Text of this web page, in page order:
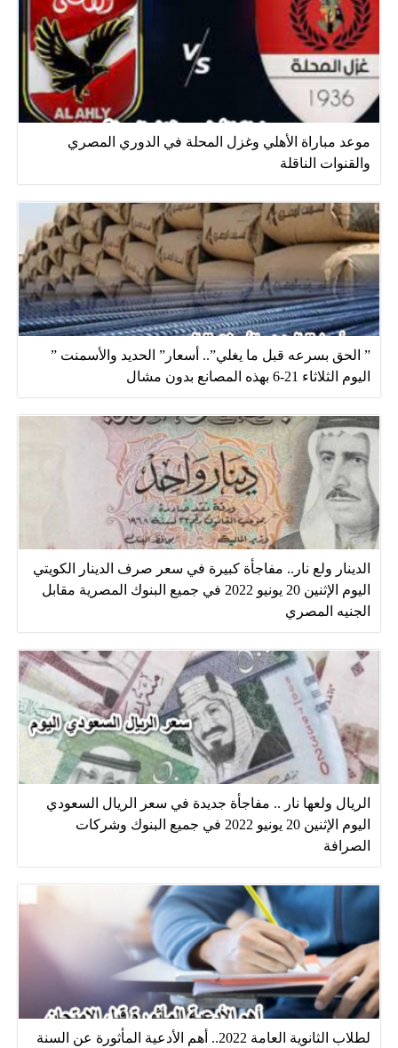
موعد مباراة الأهلي وغزل المحلة في الدوري المصري
والقنوات الناقلة
” الحق بسرعه قبل ما يغلي”.. أسعار” الحديد والأسمنت ”
اليوم الثلاثاء 21-6 بهذه المصانع بدون مشال
الدينار ولع نار.. مفاجأة كبيرة في سعر صرف الدينار الكويتي
اليوم الإثنين 20 يونيو 2022 في جميع البنوك المصرية مقابل
الجنيه المصري
الريال ولعها نار .. مفاجأة جديدة في سعر الريال السعودي
اليوم الإثنين 20 يونيو 2022 في جميع البنوك وشركات
الصرافة
لطلاب الثانوية العامة 2022.. أهم الأدعية المأثورة عن السنة